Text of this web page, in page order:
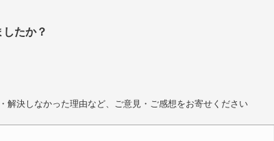
たか？
解決しなかった理由など、ご意見・ご感想をお寄せください